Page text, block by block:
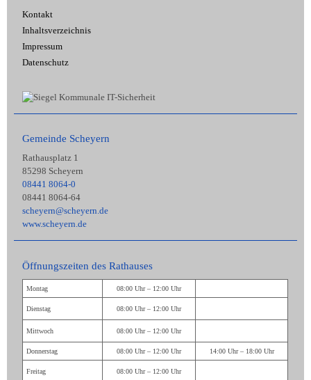
Kontakt
Inhaltsverzeichnis
Impressum
Datenschutz
Gemeinde Scheyern
Rathausplatz 1
85298 Scheyern
08441 8064-0
08441 8064-64
scheyern@scheyern.de
www.scheyern.de
Öffnungszeiten des Rathauses
Montag 08:00 Uhr – 12:00 Uhr
Dienstag 08:00 Uhr – 12:00 Uhr
Mittwoch 08:00 Uhr – 12:00 Uhr
Donnerstag 08:00 Uhr – 12:00 Uhr 14:00 Uhr – 18:00 Uhr
Freitag 08:00 Uhr – 12:00 Uhr